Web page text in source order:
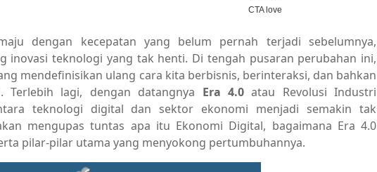
dengan kecepatan yang belum pernah terjadi sebelumnya,
inovasi teknologi yang tak henti. Di tengah pusaran perubahan ini,
mendefinisikan ulang cara kita berbisnis, berinteraksi, dan bahkan
. Terlebih lagi, dengan datangnya Era 4.0atau Revolusi Industri
teknologi digital dan sektor ekonomi menjadi semakin tak
mengupas tuntas apa itu Ekonomi Digital, bagaimana Era 4.0
pilar-pilar utama yang menyokong pertumbuhannya.